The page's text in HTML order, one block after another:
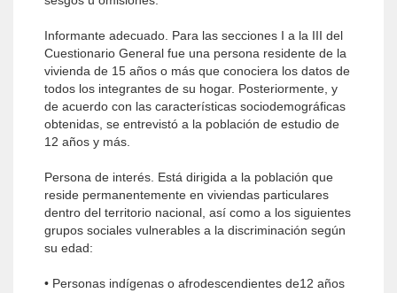
Informante adecuado. Para las secciones I a la III del
Cuestionario General fue una persona residente de la
vivienda de 15 años o más que conociera los datos de
todos los integrantes de su hogar. Posteriormente, y
de acuerdo con las características sociodemográficas
obtenidas, se entrevistó a la población de estudio de
12 años y más.
Persona de interés. Está dirigida a la población que
reside permanentemente en viviendas particulares
dentro del territorio nacional, así como a los siguientes
grupos sociales vulnerables a la discriminación según
su edad:
• Personas indígenas o afrodescendientes de12 años